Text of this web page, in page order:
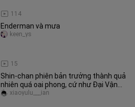
114
Enderman và mưa
15
keen_ys
Shin‑chan phiên bản trưởng thành quả
nhiên quá oai phong, cứ như Đại Vận
kia vậy, lao thẳng vào luôn
xiaoyulu___ian